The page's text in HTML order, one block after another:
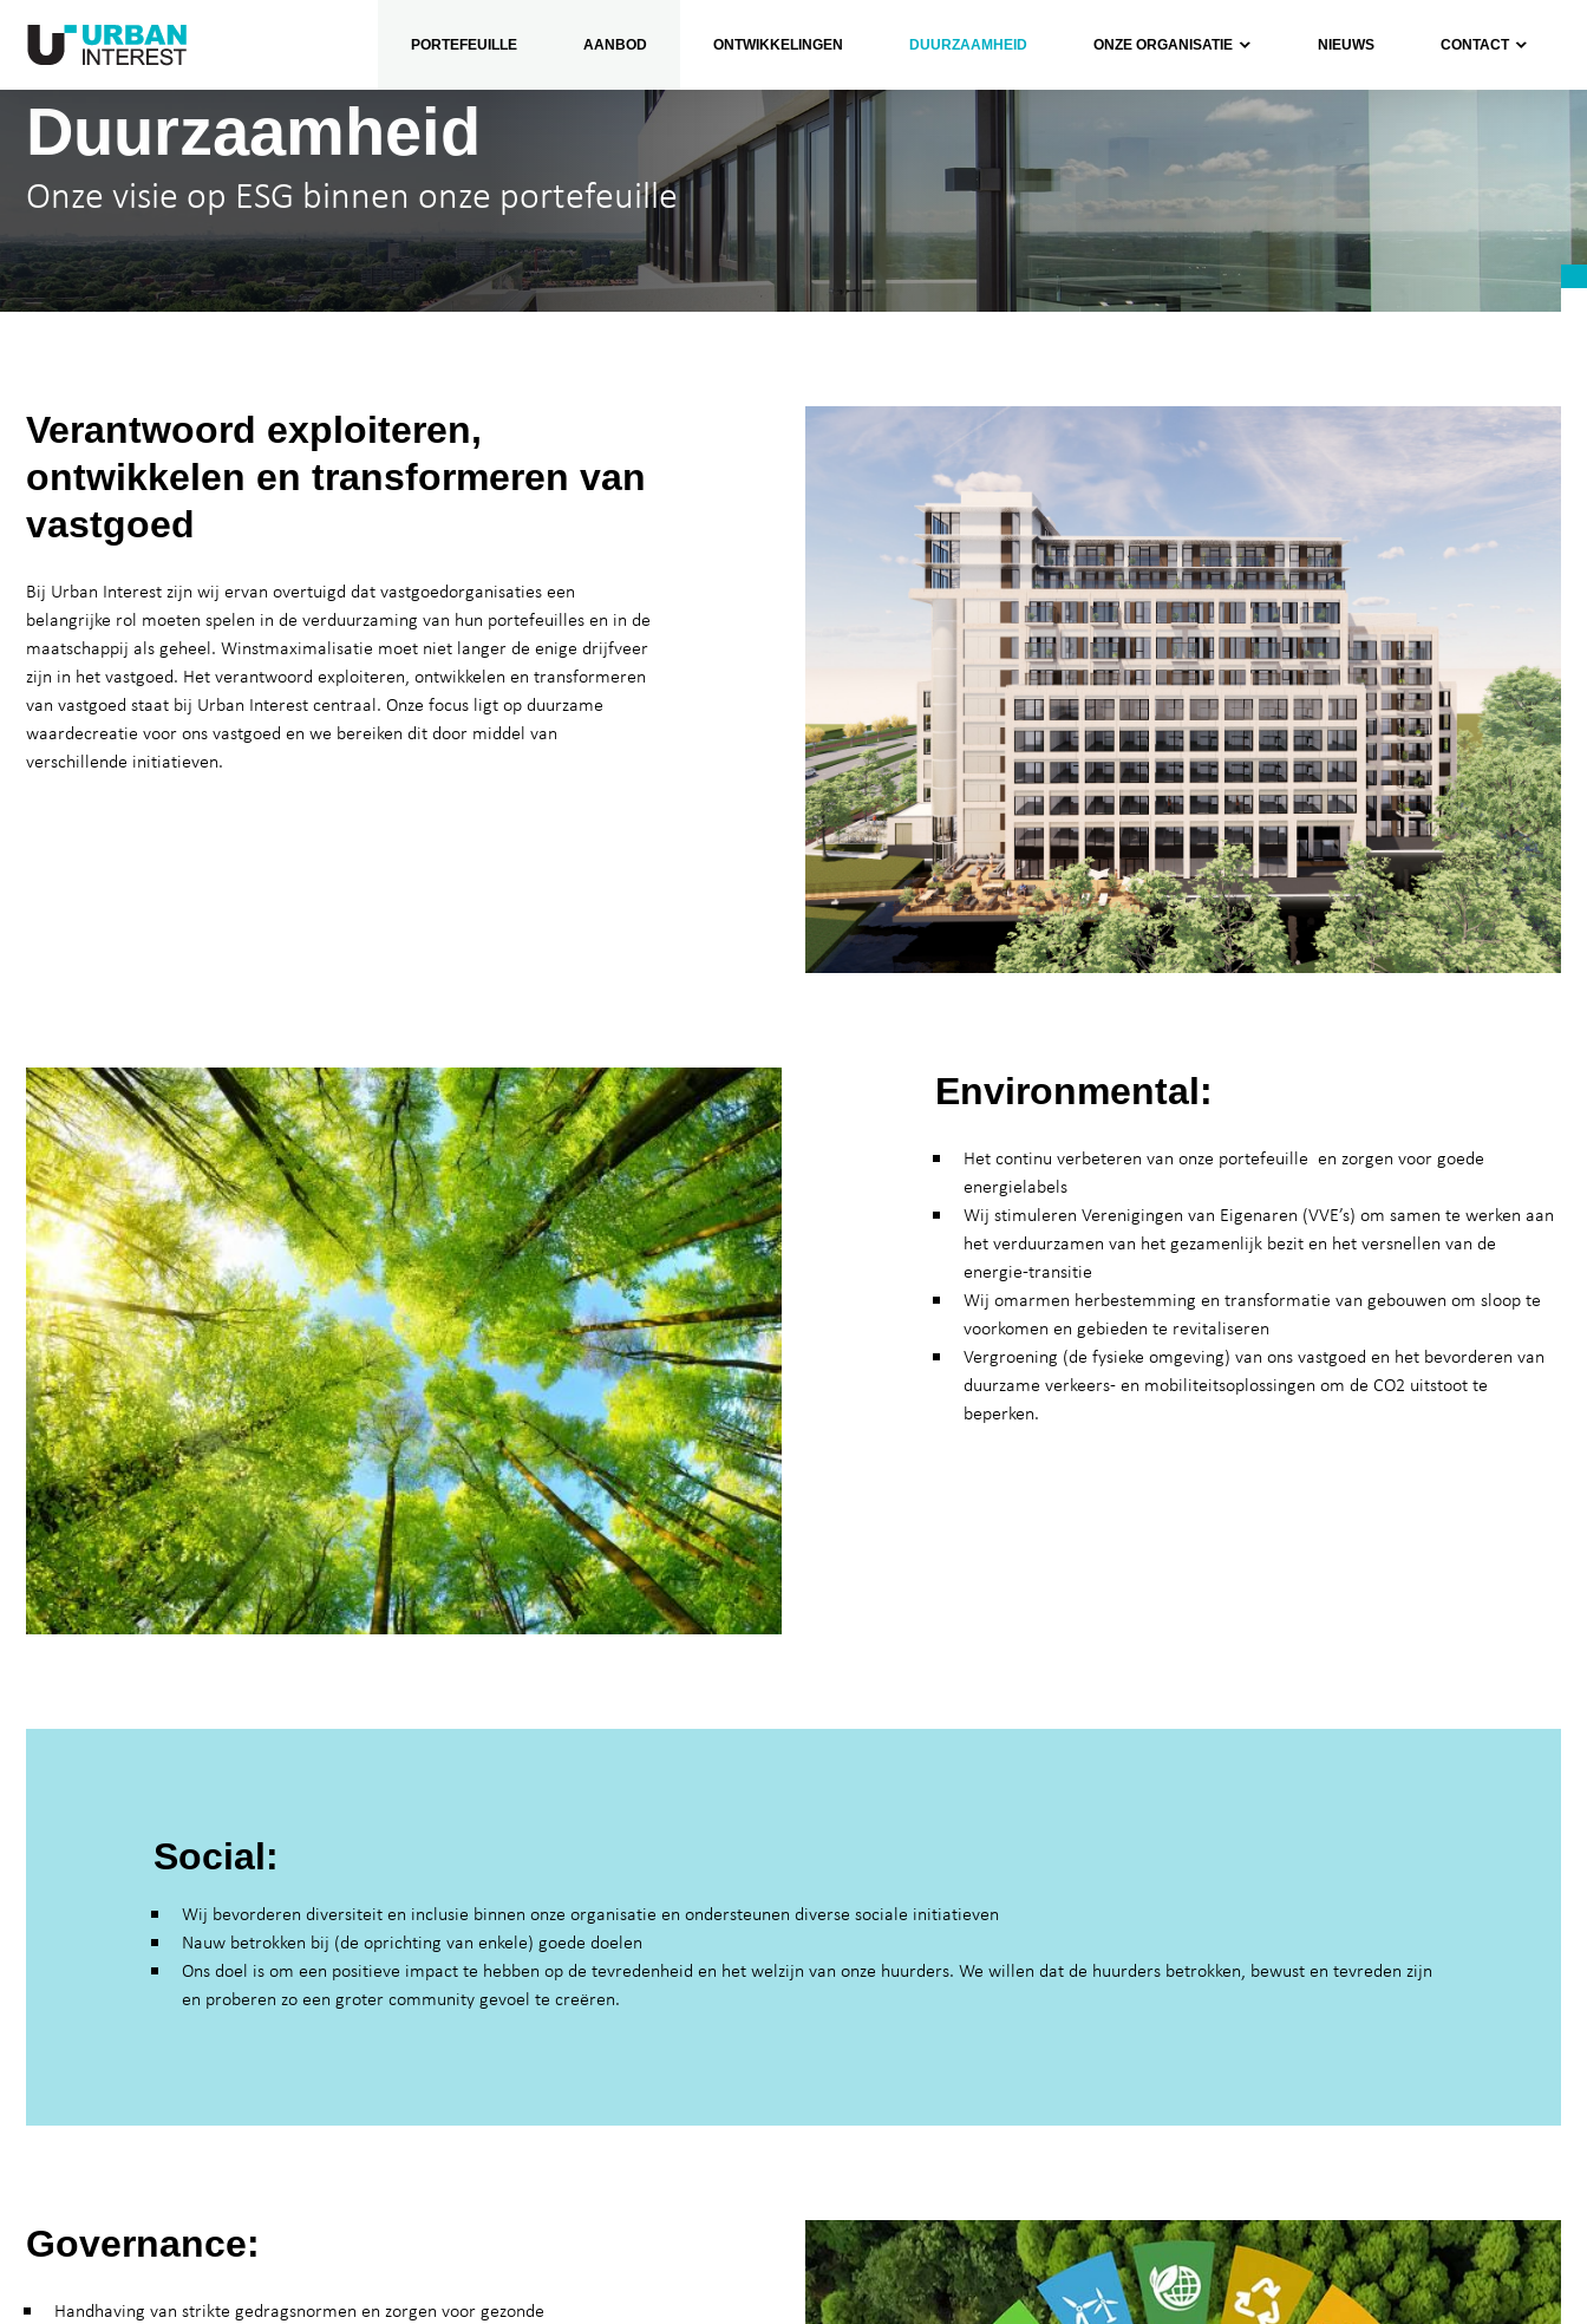
PORTEFEUILLE AANBOD ONTWIKKELINGEN DUURZAAMHEID ONZE ORGANISATIE NIEUWS CONTACT
Duurzaamheid
Onze visie op ESG binnen onze portefeuille
Verantwoord exploiteren,
ontwikkelen en transformeren van
vastgoed
Bij Urban Interest zijn wij ervan overtuigd dat vastgoedorganisaties een
belangrijke rol moeten spelen in de verduurzaming van hun portefeuilles en in de
maatschappij als geheel. Winstmaximalisatie moet niet langer de enige drijfveer
zijn in het vastgoed. Het verantwoord exploiteren, ontwikkelen en transformeren
van vastgoed staat bij Urban Interest centraal. Onze focus ligt op duurzame
waardecreatie voor ons vastgoed en we bereiken dit door middel van
verschillende initiatieven.
Environmental:
Het continu verbeteren van onze portefeuille en zorgen voor goede
energielabels
Wij stimuleren Verenigingen van Eigenaren (VVE’s) om samen te werken aan
het verduurzamen van het gezamenlijk bezit en het versnellen van de
energie-transitie
Wij omarmen herbestemming en transformatie van gebouwen om sloop te
voorkomen en gebieden te revitaliseren
Vergroening (de fysieke omgeving) van ons vastgoed en het bevorderen van
duurzame verkeers- en mobiliteitsoplossingen om de CO2 uitstoot te
beperken.
Social:
Wij bevorderen diversiteit en inclusie binnen onze organisatie en ondersteunen diverse sociale initiatieven
Nauw betrokken bij (de oprichting van enkele) goede doelen
Ons doel is om een positieve impact te hebben op de tevredenheid en het welzijn van onze huurders. We willen dat de huurders betrokken, bewust en tevreden zijn
en proberen zo een groter community gevoel te creëren.
Governance:
Handhaving van strikte gedragsnormen en zorgen voor gezonde